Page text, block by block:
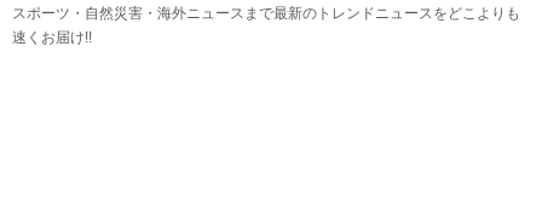
スポーツ・自然災害・海外ニュースまで最新のトレンドニュースをどこよりも
速くお届け!!